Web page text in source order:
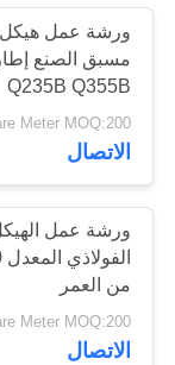
عرض
الواقع
الافتراضي
معلومات
جولة
ورشة
بناء
77
ورشة عمل هيكل
مسبق الصنع إطار
Q235B Q355B
الاتصال
ورشة عمل
من العمر
الاتصال